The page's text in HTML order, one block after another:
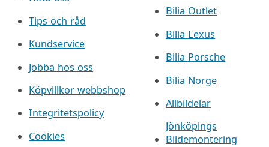
Tips och råd
Kundservice
Jobba hos oss
Köpvillkor webbshop
Integritetspolicy
Cookies
Bilia Outlet
Bilia Lexus
Bilia Porsche
Bilia Norge
Allbildelar
Jönköpings
Bildemontering